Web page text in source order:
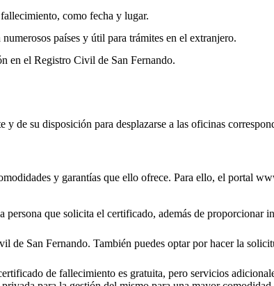
como fecha y lugar.
países y útil para trámites en el extranjero.
en el Registro Civil de San Fernando.
de su disposición para desplazarse a las oficinas
y garantías que ello ofrece. Para ello, el portal
que solicita el certificado, además de proporcionar
de San Fernando. También puedes optar por hacer la
de fallecimiento es gratuita, pero servicios